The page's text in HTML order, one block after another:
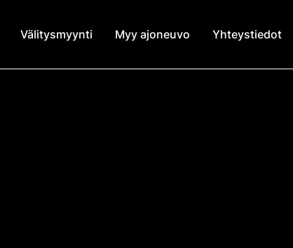
Välitysmyynti Myy ajoneuvo Yhteystiedot